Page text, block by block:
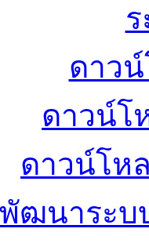
ดาว
ดาวน์โ
ดาวน์โห
ฒนาระ